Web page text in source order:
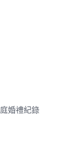
婚禮紀錄